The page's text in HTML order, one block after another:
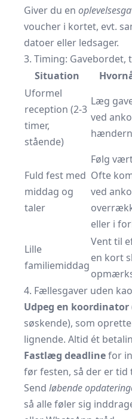
Giver du en
voucher i kortet, evt.
datoer eller ledsager.
3. Timing: Gavebordet,
Situation
Uformel
reception (2-3
timer,
stående)
Læg
ved
Fuld fest med
middag og
taler
Følg
Ofte
ved
eller i
Lille
familiemiddag
Vent til
en kort
4. Fællesgaver uden
Udpeg en koordinator
søskende), som
lignende. Altid ét
Fastlæg deadlinefor
før festen, så der er
Send løbende
så alle føler sig